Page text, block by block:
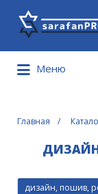
Что
Вы
ищете?
Меню
Главная
дизайн, пошив,